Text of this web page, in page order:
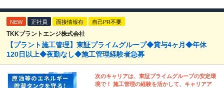
NEW 正社員 面接情報有 自己PR不要
TKKプラントエンジ株式会社
【プラント施工管理】東証プライムグループ◆賞与4ヶ月◆年休
120日以上◆夜勤なし◆施工管理経験者急募
次のキャリアは、東証プライムグループの安定環
境で！ 施工管理の経験を活かして、キャリアア